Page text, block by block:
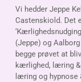
Vi hedder Jeppe
Castenskiold. Det
(Jeppe) og
begge prøvet at
kærlighed, læring &
læring og hypnose